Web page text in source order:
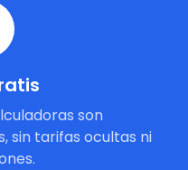
son
sin tarifas ocultas ni